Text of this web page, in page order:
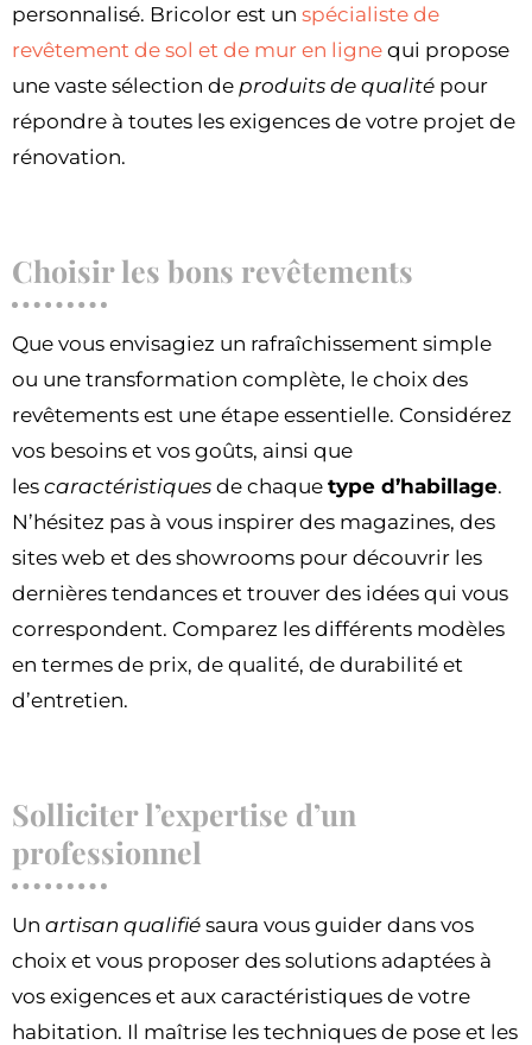
personnalisé. Bricolor est un spécialiste de
revêtement de sol et de mur en ligne qui propose
une vaste sélection de produits de qualité pour
répondre à toutes les exigences de votre projet de
rénovation.
Choisir les bons revêtements
Que vous envisagiez un rafraîchissement simple
ou une transformation complète, le choix des
revêtements est une étape essentielle. Considérez
vos besoins et vos goûts, ainsi que
les caractéristiques de chaque type d’habillage.
N’hésitez pas à vous inspirer des magazines, des
sites web et des showrooms pour découvrir les
dernières tendances et trouver des idées qui vous
correspondent. Comparez les différents modèles
en termes de prix, de qualité, de durabilité et
d’entretien.
Solliciter l’expertise d’un
professionnel
Un artisan qualifié saura vous guider dans vos
choix et vous proposer des solutions adaptées à
vos exigences et aux caractéristiques de votre
habitation. Il maîtrise les techniques de pose et les